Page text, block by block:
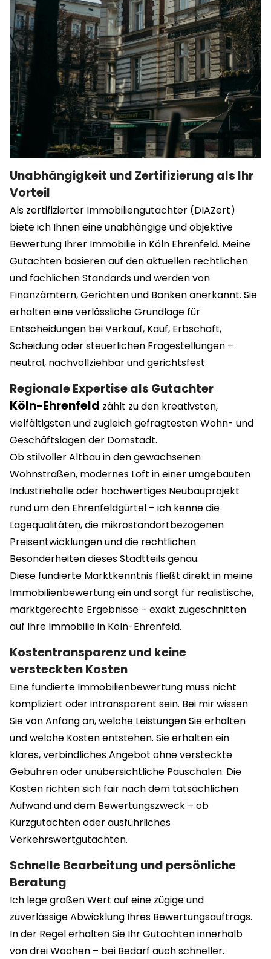
Unabhängigkeit und Zertifizierung als Ihr
Vorteil
Als zertifizierter Immobiliengutachter (DIAZert)
biete ich Ihnen eine unabhängige und objektive
Bewertung Ihrer Immobilie in Köln Ehrenfeld. Meine
Gutachten basieren auf den aktuellen rechtlichen
und fachlichen Standards und werden von
Finanzämtern, Gerichten und Banken anerkannt. Sie
erhalten eine verlässliche Grundlage für
Entscheidungen bei Verkauf, Kauf, Erbschaft,
Scheidung oder steuerlichen Fragestellungen –
neutral, nachvollziehbar und gerichtsfest.
Regionale Expertise als Gutachter
Köln-Ehrenfeld zählt zu den kreativsten,
vielfältigsten und zugleich gefragtesten Wohn- und
Geschäftslagen der Domstadt.
Ob stilvoller Altbau in den gewachsenen
Wohnstraßen, modernes Loft in einer umgebauten
Industriehalle oder hochwertiges Neubauprojekt
rund um den Ehrenfeldgürtel – ich kenne die
Lagequalitäten, die mikrostandortbezogenen
Preisentwicklungen und die rechtlichen
Besonderheiten dieses Stadtteils genau.
Diese fundierte Marktkenntnis fließt direkt in meine
Immobilienbewertung ein und sorgt für realistische,
marktgerechte Ergebnisse – exakt zugeschnitten
auf Ihre Immobilie in Köln-Ehrenfeld.
Kostentransparenz und keine
versteckten Kosten
Eine fundierte Immobilienbewertung muss nicht
kompliziert oder intransparent sein. Bei mir wissen
Sie von Anfang an, welche Leistungen Sie erhalten
und welche Kosten entstehen. Sie erhalten ein
klares, verbindliches Angebot ohne versteckte
Gebühren oder unübersichtliche Pauschalen. Die
Kosten richten sich fair nach dem tatsächlichen
Aufwand und dem Bewertungszweck – ob
Kurzgutachten oder ausführliches
Verkehrswertgutachten.
Schnelle Bearbeitung und persönliche
Beratung
Ich lege großen Wert auf eine zügige und
zuverlässige Abwicklung Ihres Bewertungsauftrags.
In der Regel erhalten Sie Ihr Gutachten innerhalb
von drei Wochen – bei Bedarf auch schneller.